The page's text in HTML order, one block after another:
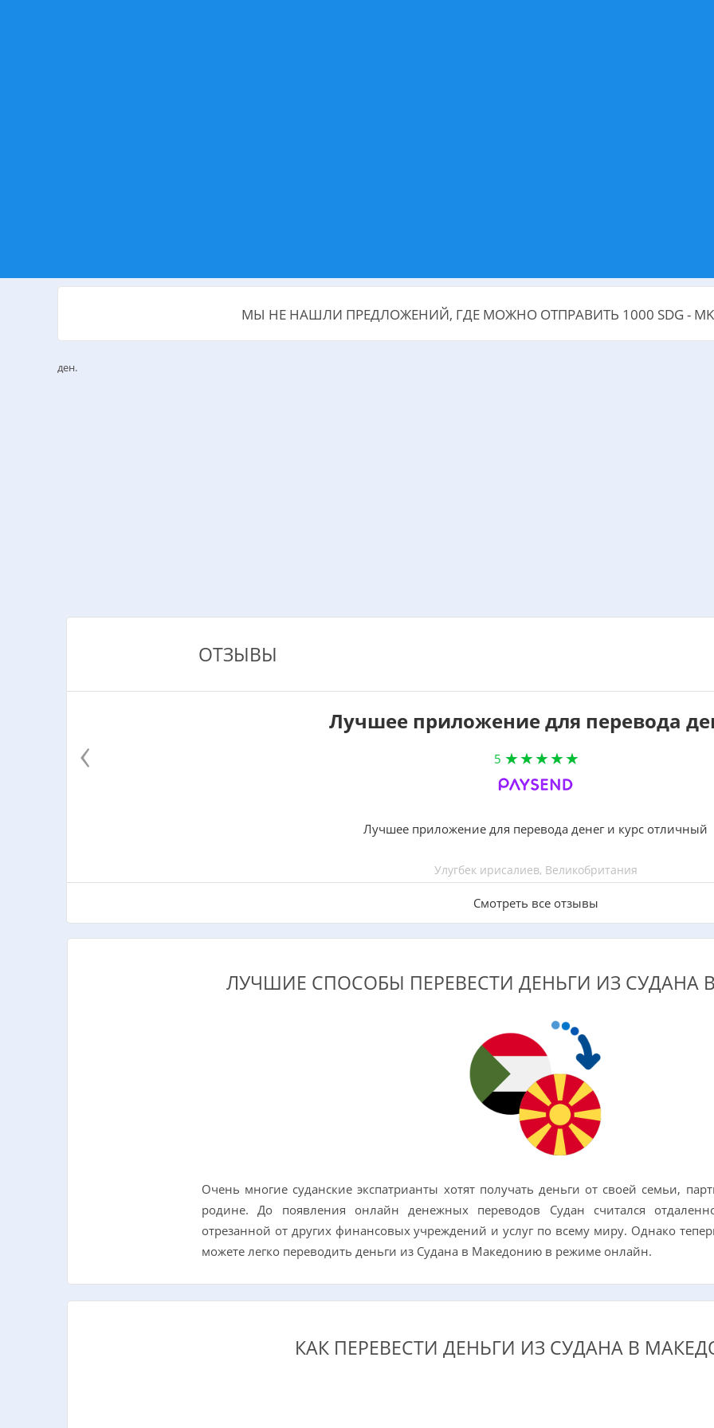
МЫ НЕ НАШЛИ ПРЕДЛОЖЕНИЙ, ГДЕ МОЖНО ОТПРАВИТЬ 1000 SDG -
ден.
ОТЗЫВЫ
Лучшее приложение для перевода
5
Лучшее приложение для перевода денег и курс отличный
Улугбек ирисалиев, Великобритания
Смотреть все отзывы
‹
ЛУЧШИЕ СПОСОБЫ ПЕРЕВЕСТИ ДЕНЬГИ ИЗ
Очень многие суданские экспатрианты хотят получать деньги от своей семьи,
родине. До появления онлайн денежных переводов Судан считался
отрезанной от других финансовых учреждений и услуг по всему миру. Однако
можете легко переводить деньги из Судана в Македонию в режиме онлайн.
КАК ПЕРЕВЕСТИ ДЕНЬГИ ИЗ СУДАНА В